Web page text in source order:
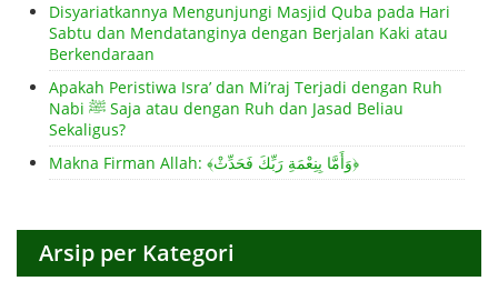
Disyariatkannya Mengunjungi Masjid Quba pada Hari
Sabtu dan Mendatanginya dengan Berjalan Kaki atau
Berkendaraan
Apakah Peristiwa Isra’ dan Mi’raj Terjadi dengan Ruh
Nabi ﷺ Saja atau dengan Ruh dan Jasad Beliau
Sekaligus?
Makna Firman Allah: ﴾وَأَمَّا بِنِعْمَةِ رَبِّكَ فَحَدِّثْ﴿
Arsip per Kategori